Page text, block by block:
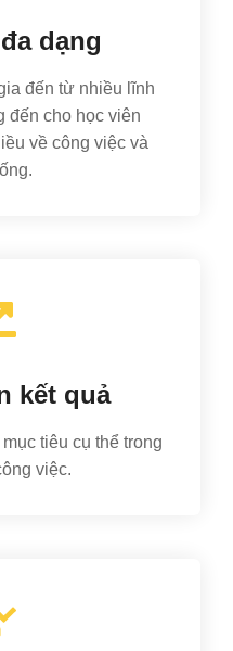
dạng
đến từ nhiều lĩnh
đến cho học viên
về công việc và
kết quả
tiêu cụ thể trong
việc.